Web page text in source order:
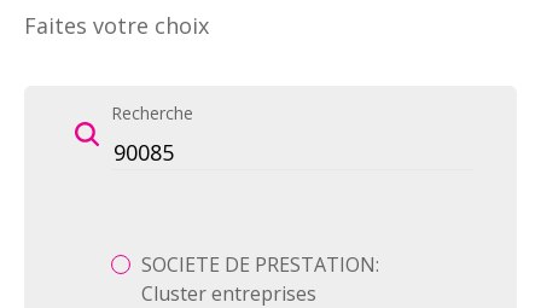
Faites votre choix
Recherche
SOCIETE DE PRESTATION:
Cluster entreprises